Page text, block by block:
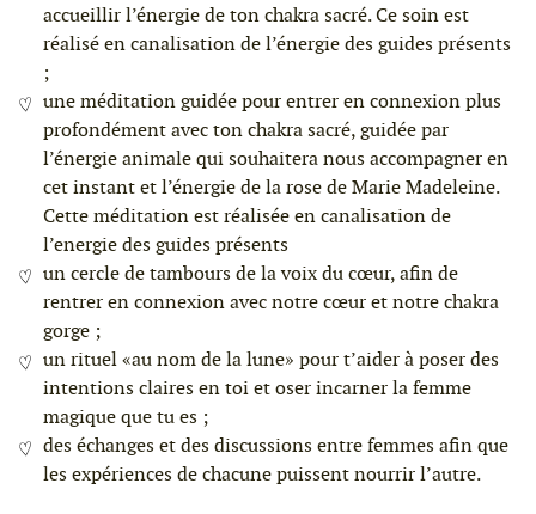
accueillir l’énergie de ton chakra sacré. Ce soin est
réalisé en canalisation de l’énergie des guides présents
;
une méditation guidée pour entrer en connexion plus
profondément avec ton chakra sacré, guidée par
l’énergie animale qui souhaitera nous accompagner en
cet instant et l’énergie de la rose de Marie Madeleine.
Cette méditation est réalisée en canalisation de
l’energie des guides présents
un cercle de tambours de la voix du cœur, afin de
rentrer en connexion avec notre cœur et notre chakra
gorge ;
un rituel «au nom de la lune» pour t’aider à poser des
intentions claires en toi et oser incarner la femme
magique que tu es ;
des échanges et des discussions entre femmes afin que
les expériences de chacune puissent nourrir l’autre.